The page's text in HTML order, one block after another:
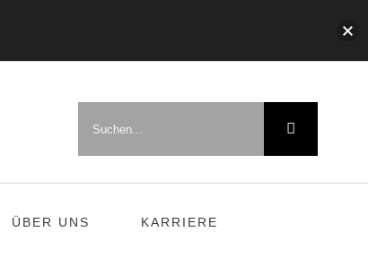
ÜBER UNS KARRIERE